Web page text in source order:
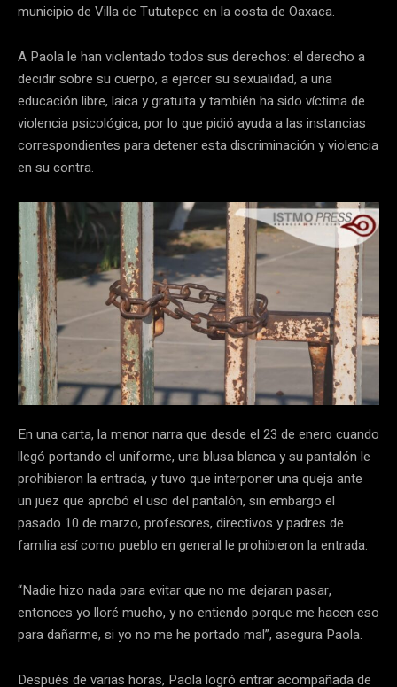
municipio de Villa de Tututepec en la costa de Oaxaca.
A Paola le han violentado todos sus derechos: el derecho a
decidir sobre su cuerpo, a ejercer su sexualidad, a una
educación libre, laica y gratuita y también ha sido víctima de
violencia psicológica, por lo que pidió ayuda a las instancias
correspondientes para detener esta discriminación y violencia
en su contra.
En una carta, la menor narra que desde el 23 de enero cuando
llegó portando el uniforme, una blusa blanca y su pantalón le
prohibieron la entrada, y tuvo que interponer una queja ante
un juez que aprobó el uso del pantalón, sin embargo el
pasado 10 de marzo, profesores, directivos y padres de
familia así como pueblo en general le prohibieron la entrada.
“Nadie hizo nada para evitar que no me dejaran pasar,
entonces yo lloré mucho, y no entiendo porque me hacen eso
para dañarme, si yo no me he portado mal”, asegura Paola.
Después de varias horas, Paola logró entrar acompañada de